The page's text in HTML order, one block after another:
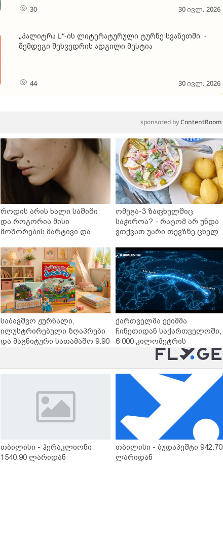
30 30 ივლ. 2026
„პალიტრა L“-ის ლიტერატურული ტურნე სვანეთში -
შემდეგი შეხვედრის ადგილი მესტია
44 30 ივლ. 2026
sponsored byContentRoom
როდის არის ხალი საშიში
და როგორია მისი
მოშორების მარტივი და
ომეგა-3 ზაფხულშიც
საჭიროა? - რატომ არ უნდა
ვთქვათ უარი თევზზე ცხელ
საბავშვო ჟურნალი,
ილუსტრირებული ზღაპრები
და მაგნიტური სათამაშო 9.90
სერია დაიწყო
ქართველმა ექიმმა
ჩინეთიდან საქართველოში,
6 000 კილომეტრის
დაშორებით,
ტელერობოტული ოპერაცია
ჩაატარა - ისტორია
დაწერილია
თბილისი - ჰერაკლიონი
1540.90 ლარიდან
თბილისი - ბუდაპეშტი 942.70
ლარიდან